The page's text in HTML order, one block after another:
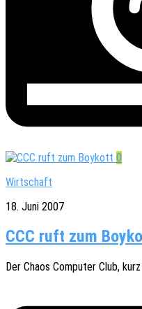
0
Wirtschaft
18. Juni 2007
CCC ruft zum
Der Chaos Compu­ter Club,